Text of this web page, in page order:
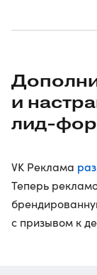
и
лид-
VK Реклама
Теперь
с призывом к